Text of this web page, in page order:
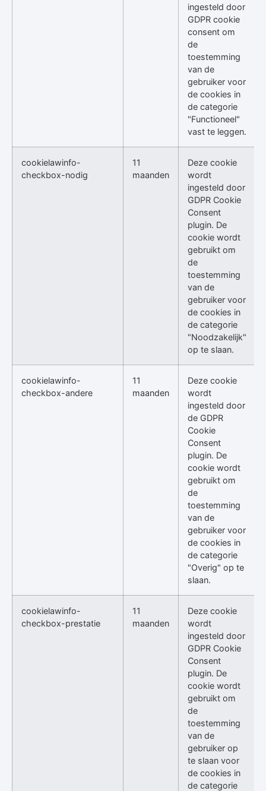
ingesteld door
GDPR cookie
consent om
de
toestemming
van de
gebruiker voor
de cookies in
de categorie
"Functioneel"
vast te leggen.
cookielawinfo-
checkbox-nodig
11
maanden
Deze cookie
wordt
ingesteld door
GDPR Cookie
Consent
plugin. De
cookie wordt
gebruikt om
de
toestemming
van de
gebruiker voor
de cookies in
de categorie
"Noodzakelijk"
op te slaan.
cookielawinfo-
checkbox-andere
11
maanden
Deze cookie
wordt
ingesteld door
de GDPR
Cookie
Consent
plugin. De
cookie wordt
gebruikt om
de
toestemming
van de
gebruiker voor
de cookies in
de categorie
"Overig" op te
slaan.
cookielawinfo-
checkbox-prestatie
11
maanden
Deze cookie
wordt
ingesteld door
GDPR Cookie
Consent
plugin. De
cookie wordt
gebruikt om
de
toestemming
van de
gebruiker op
te slaan voor
de cookies in
de categorie